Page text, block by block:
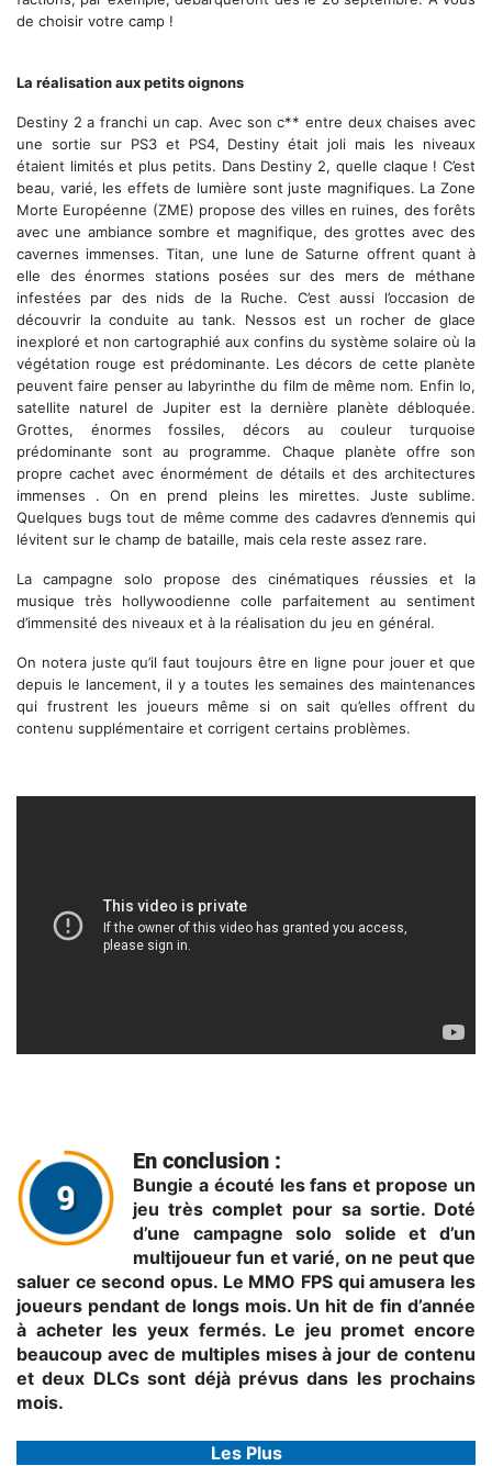
de choisir votre camp !
La réalisation aux petits oignons
Destiny 2 a franchi un cap. Avec son c** entre deux chaises avec
une sortie sur PS3 et PS4, Destiny était joli mais les niveaux
étaient limités et plus petits. Dans Destiny 2, quelle claque ! C’est
beau, varié, les effets de lumière sont juste magnifiques. La Zone
Morte Européenne (ZME) propose des villes en ruines, des forêts
avec une ambiance sombre et magnifique, des grottes avec des
cavernes immenses. Titan, une lune de Saturne offrent quant à
elle des énormes stations posées sur des mers de méthane
infestées par des nids de la Ruche. C’est aussi l’occasion de
découvrir la conduite au tank. Nessos est un rocher de glace
inexploré et non cartographié aux confins du système solaire où la
végétation rouge est prédominante. Les décors de cette planète
peuvent faire penser au labyrinthe du film de même nom. Enfin Io,
satellite naturel de Jupiter est la dernière planète débloquée.
Grottes, énormes fossiles, décors au couleur turquoise
prédominante sont au programme. Chaque planète offre son
propre cachet avec énormément de détails et des architectures
immenses . On en prend pleins les mirettes. Juste sublime.
Quelques bugs tout de même comme des cadavres d’ennemis qui
lévitent sur le champ de bataille, mais cela reste assez rare.
La campagne solo propose des cinématiques réussies et la
musique très hollywoodienne colle parfaitement au sentiment
d’immensité des niveaux et à la réalisation du jeu en général.
On notera juste qu’il faut toujours être en ligne pour jouer et que
depuis le lancement, il y a toutes les semaines des maintenances
qui frustrent les joueurs même si on sait qu’elles offrent du
contenu supplémentaire et corrigent certains problèmes.
En conclusion :
Bungie a écouté les fans et propose un
jeu très complet pour sa sortie. Doté
d’une campagne solo solide et d’un
multijoueur fun et varié, on ne peut que
saluer ce second opus. Le MMO FPS qui amusera les
joueurs pendant de longs mois. Un hit de fin d’année
à acheter les yeux fermés. Le jeu promet encore
beaucoup avec de multiples mises à jour de contenu
et deux DLCs sont déjà prévus dans les prochains
mois.
Les Plus